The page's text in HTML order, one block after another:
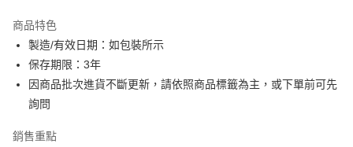
Apple Pay
街口支付
全盈+PAY
ATM付款
商品特色
製造/有效日期：如包裝所示
保存期限：3年
因商品批次進貨不斷更新，請依照商品標籤為主，或下單前可先
詢問
銷售重點